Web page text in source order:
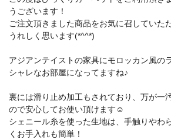
うございます！
ご注文頂きました商品をお気に召していた
うれしく思います(*^^*)
アジアンテイストの家具にモロッカン風の
シャレなお部屋になってますね♪
裏には滑り止め加工もされており、万が一
ので安心してお使い頂けます☺
シェニール糸を使った生地は、手触りやわ
くお手入れも簡単！